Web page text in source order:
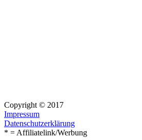
Copyright © 2017
Impressum
Datenschutzerklärung
* = Affiliatelink/Werbung